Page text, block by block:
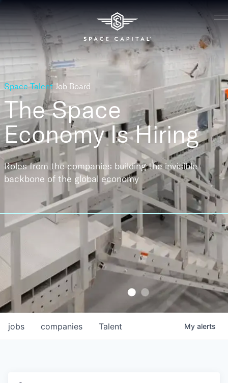
Space Talent Job Board
The Space
EconomyIs Hiring
Roles from the companies building the invisible
backbone of the global economy
jobs companies Talent My alerts